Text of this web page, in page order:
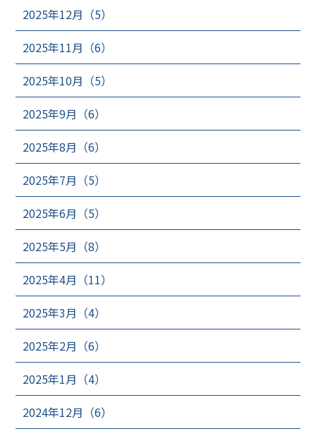
2025年12月（5）
2025年11月（6）
2025年10月（5）
2025年9月（6）
2025年8月（6）
2025年7月（5）
2025年6月（5）
2025年5月（8）
2025年4月（11）
2025年3月（4）
2025年2月（6）
2025年1月（4）
2024年12月（6）